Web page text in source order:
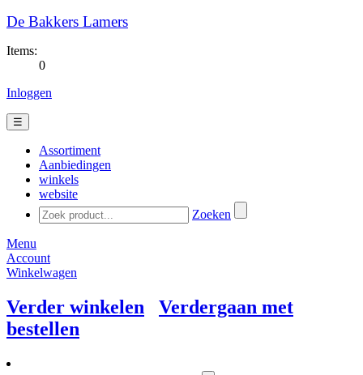
De Bakkers Lamers
Items:
0
Inloggen
☰
Assortiment
Aanbiedingen
winkels
website
Zoeken
Menu
Account
Winkelwagen
Verder winkelen
Verdergaan met
bestellen